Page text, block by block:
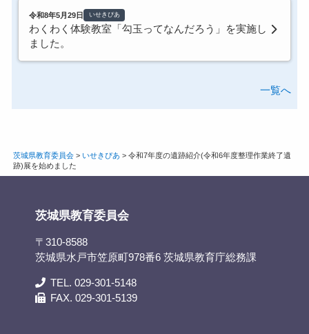
令和8年5月29日 いせきぴあ
わくわく体験教室「勾玉ってなんだろう」を実施し
ました。
一覧へ
茨城県教育委員会> いせきぴあ > 令和7年度の遺跡紹介(令和6年度整理作業終了遺
跡)展を始めました
茨城県教育委員会
〒310-8588
茨城県水戸市笠原町978番6 茨城県教育庁総務課
TEL. 029-301-5148
FAX. 029-301-5139